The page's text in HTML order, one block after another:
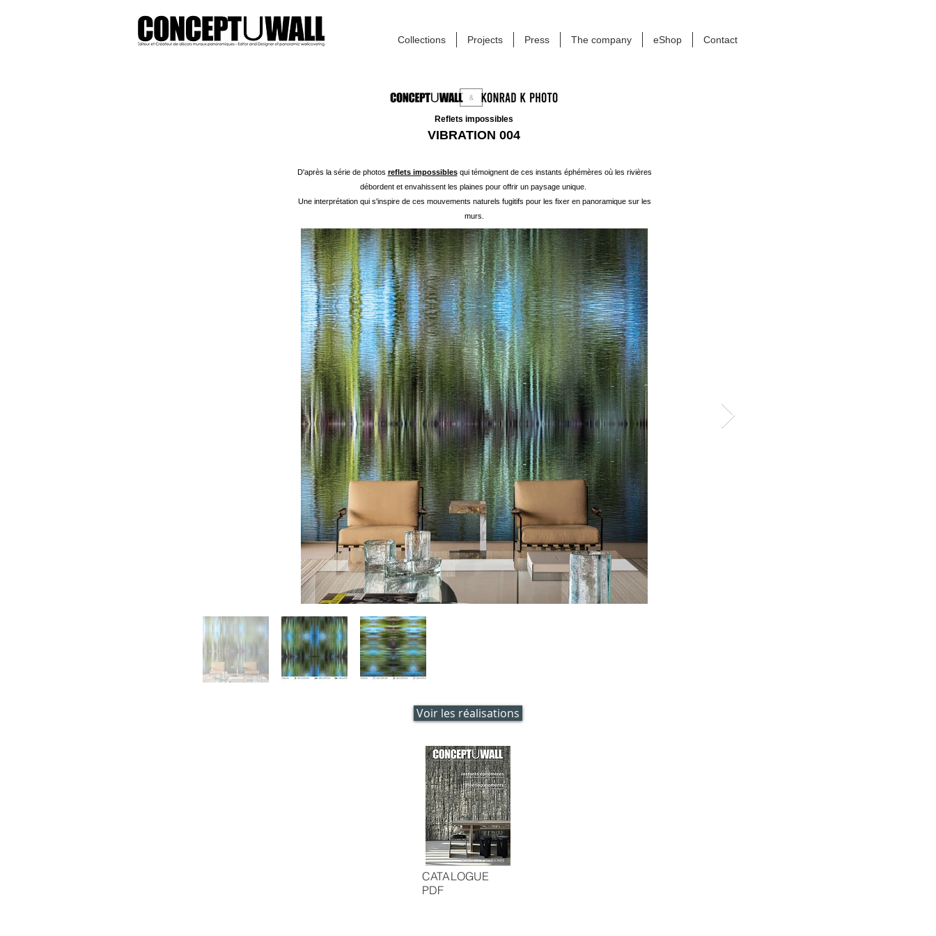
Collections Projects Press The company eShop Contact
Reflets impossibles
VIBRATION 004
D'après la série de photos reflets impossiblesqui témoignent de ces instants éphémères où les rivières
débordent et envahissent les plaines pour offrir un paysage unique.
Une interprétation qui s'inspire de ces mouvements naturels fugitifs pour les fixer en panoramique sur les
murs.
Voir les réalisations
CATALOGUE
PDF